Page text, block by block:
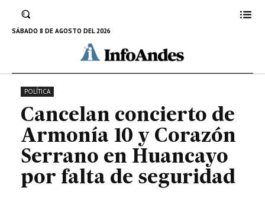
SÁBADO 8 DE AGOSTO DEL 2026
y Corazón Serrano en Huancayo
por falta de seguridad
12 DE AGOSTO DE 2023
POLÍTICA
Cancelan concierto de
Armonía 10 y Corazón
Serrano en Huancayo
por falta de seguridad